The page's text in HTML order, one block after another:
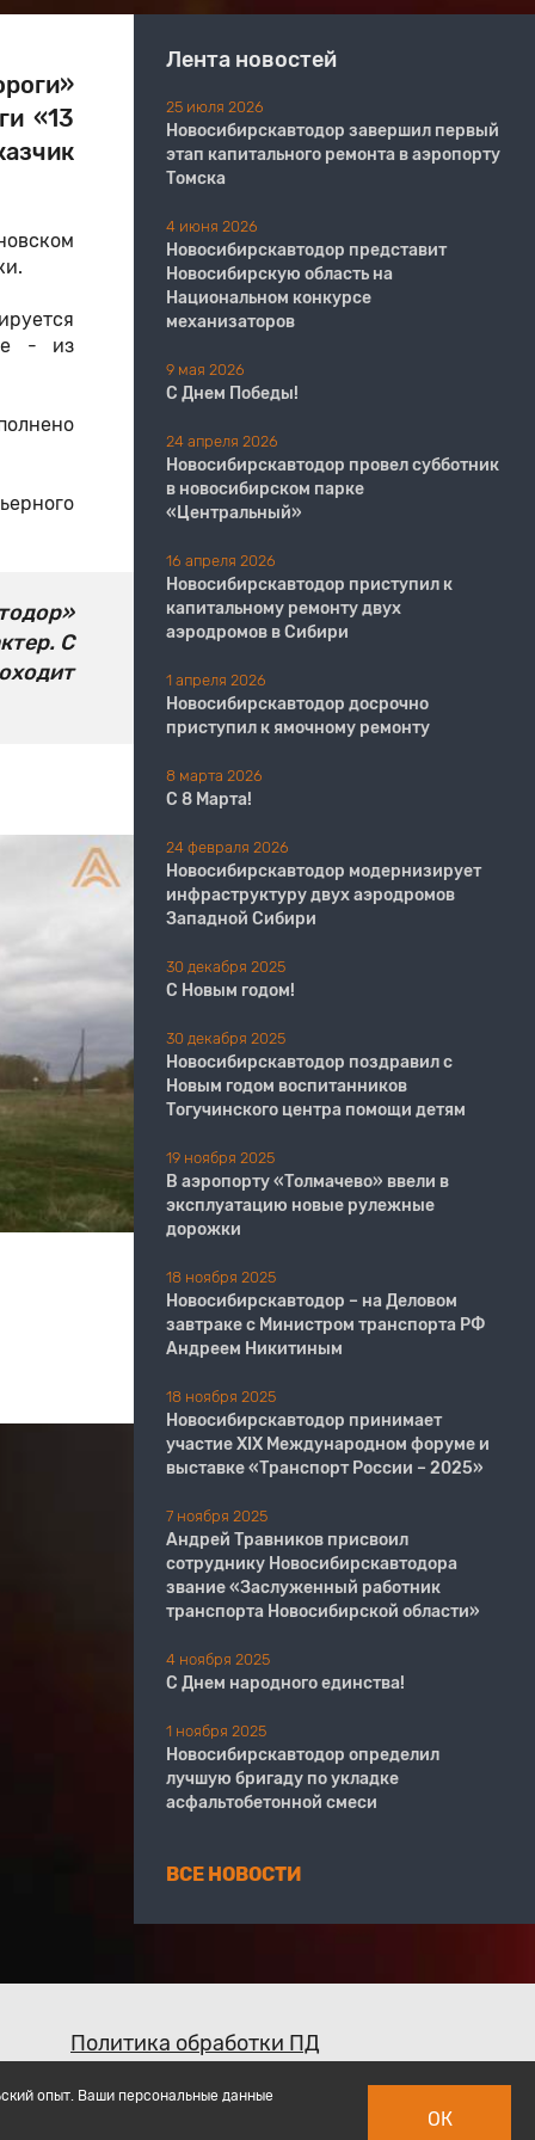
«13
- из
С
Лента новостей
25 июля 2026
Новосибирскавтодор завершил первый
этап капитального ремонта в аэропорту
Томска
4 июня 2026
Новосибирскавтодор представит
Новосибирскую область на
Национальном конкурсе
механизаторов
9 мая 2026
С Днем Победы!
24 апреля 2026
Новосибирскавтодор провел субботник
в новосибирском парке
«Центральный»
16 апреля 2026
Новосибирскавтодор приступил к
капитальному ремонту двух
аэродромов в Сибири
1 апреля 2026
Новосибирскавтодор досрочно
приступил к ямочному ремонту
8 марта 2026
С 8 Марта!
24 февраля 2026
Новосибирскавтодор модернизирует
инфраструктуру двух аэродромов
Западной Сибири
30 декабря 2025
С Новым годом!
30 декабря 2025
Новосибирскавтодор поздравил с
Новым годом воспитанников
Тогучинского центра помощи детям
19 ноября 2025
В аэропорту «Толмачево» ввели в
эксплуатацию новые рулежные
дорожки
18 ноября 2025
Новосибирскавтодор – на Деловом
завтраке с Министром транспорта РФ
Андреем Никитиным
18 ноября 2025
Новосибирскавтодор принимает
участие XIX Международном форуме и
выставке «Транспорт России – 2025»
7 ноября 2025
Андрей Травников присвоил
сотруднику Новосибирскавтодора
звание «Заслуженный работник
транспорта Новосибирской области»
4 ноября 2025
С Днем народного единства!
1 ноября 2025
Новосибирскавтодор определил
лучшую бригаду по укладке
асфальтобетонной смеси
ВСЕ НОВОСТИ
Политика обработки ПД
опыт. Ваши персональные данные
ОК